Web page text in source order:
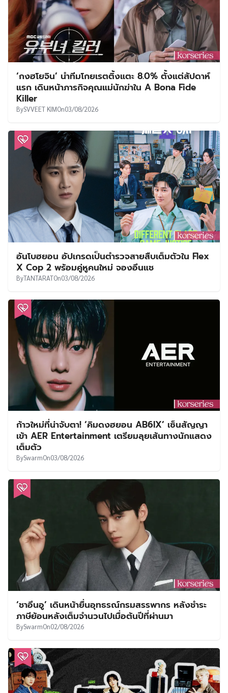
‘กงฮโยจิน’ นำทีมโกยเรตติ้งแตะ 8.0% ตั้งแต่สัปดาห์
แรก เดินหน้าภารกิจคุณแม่นักฆ่าใน A Bona Fide
Killer
BySVVEET KIMOn03/08/2026
อันโบฮยอน อัปเกรดเป็นตำรวจสายสืบเต็มตัวใน Flex
X Cop 2 พร้อมคู่หูคนใหม่ จองอึนแช
ByTANTARATOn03/08/2026
ก้าวใหม่ที่น่าจับตา! ‘คิมดงฮยอน AB6IX’ เซ็นสัญญา
เข้า AER Entertainment เตรียมลุยเส้นทางนักแสดง
เต็มตัว
BySwarmOn03/08/2026
‘ชาอึนอู’ เดินหน้ายื่นอุทธรณ์กรมสรรพากร หลังชำระ
ภาษีย้อนหลังเต็มจำนวนไปเมื่อต้นปีที่ผ่านมา
BySwarmOn02/08/2026